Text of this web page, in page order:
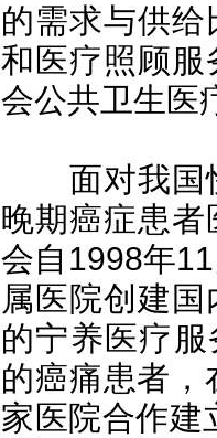
的需求与供
和医疗照顾
会公共卫生医
面对我国快
晚期癌症患
会自1998年
属医院创建
的宁养医疗
的癌痛患者
家医院合作建